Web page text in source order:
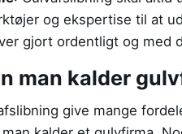
og ekspertise til at
gjort ordentligt og med
man kalder
give mange